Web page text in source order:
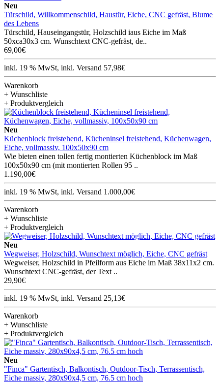
Neu
Türschild, Willkommenschild, Haustür, Eiche, CNC gefräst, Blume
des Lebens
Türschild, Hauseingangstür, Holzschild iaus Eiche im Maß
50xca30x3 cm. Wunschtext CNC-gefräst, de..
69,00€
inkl. 19 % MwSt, inkl. Versand 57,98€
Warenkorb
+ Wunschliste
+ Produktvergleich
Neu
Küchenblock freistehend, Kücheninsel freistehend, Küchenwagen,
Eiche, vollmassiv, 100x50x90 cm
Wie bieten einen tollen fertig montierten Küchenblock im Maß
100x50x90 cm (mit montierten Rollen 95 ..
1.190,00€
inkl. 19 % MwSt, inkl. Versand 1.000,00€
Warenkorb
+ Wunschliste
+ Produktvergleich
Neu
Wegweiser, Holzschild, Wunschtext möglich, Eiche, CNC gefräst
Wegweiser, Holzschild in Pfeilform aus Eiche im Maß 38x11x2 cm.
Wunschtext CNC-gefräst, der Text ..
29,90€
inkl. 19 % MwSt, inkl. Versand 25,13€
Warenkorb
+ Wunschliste
+ Produktvergleich
Neu
"Finca" Gartentisch, Balkontisch, Outdoor-Tisch, Terrassentisch,
Eiche massiv, 280x90x4,5 cm, 76.5 cm hoch